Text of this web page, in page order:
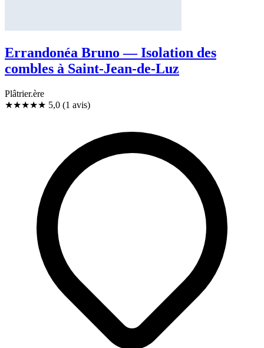
Errandonéa Bruno — Isolation des
combles à Saint-Jean-de-Luz
Plâtrier.ère
★★★★★ 5,0 (1 avis)